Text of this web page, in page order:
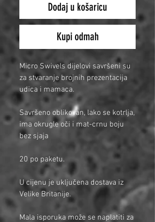
Dodaj u košaricu
Kupi odmah
Micro Swivels dijelovi savršeni su
za stvaranje brojnih prezentacija
udica i mamaca.
Savršeno oblikovan, lako se kotrlja,
ima okrugle oči i mat-crnu boju
bez sjaja
20 po paketu.
U cijenu je uključena dostava iz
Velike Britanije.
Mala isporuka može se naplatiti za